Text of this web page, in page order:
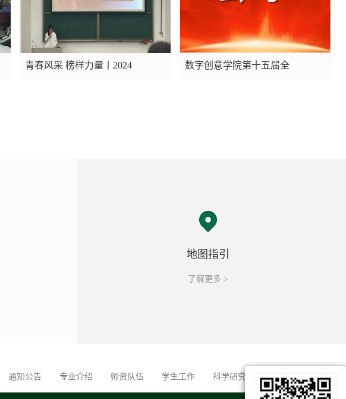
青春风采 榜样力量丨2024 数字创意学院第十五届全
地图指引
了解更多 >
通知公告 专业介绍 师资队伍 学生工作 科学研究 招生就业 作品展